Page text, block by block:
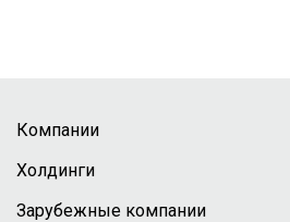
Компании
Холдинги
Зарубежные компании